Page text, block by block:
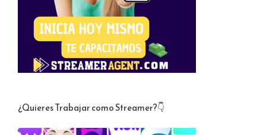
¿Quieres Trabajar como Streamer?👇